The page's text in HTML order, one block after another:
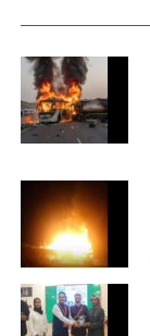
താന്‍ ഇതുവരെ
നേപ്പാളില്‍
ഇന്ത്യയോട്
കൂട്ടിച്ചേര്‍ത്തു.
രാജമൗലിയുടെ
ബാഹുബലി 1,
ചരിത്രം
ഉയര്‍ത്തിയ
സ്റ്റീഫന്‍
തുടങ്ങിയ
പുകഴ്ത്തിയിരുന്നു.